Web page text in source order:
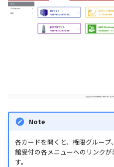
Note
各カードを開くと、権限グルー
館受付の各メニューへのリンク
す。